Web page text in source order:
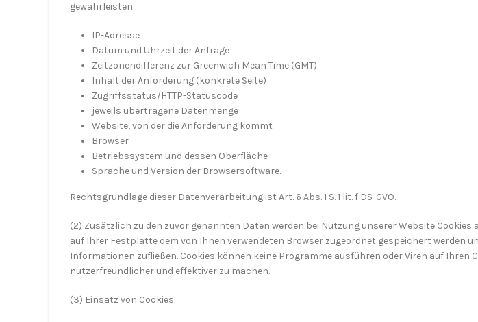
gewährleisten:
IP-Adresse
Datum und Uhrzeit der Anfrage
Zeitzonendifferenz zur Greenwich Mean Time (GMT)
Inhalt der Anforderung (konkrete Seite)
Zugriffsstatus/HTTP-Statuscode
jeweils übertragene Datenmenge
Website, von der die Anforderung kommt
Browser
Betriebssystem und dessen Oberfläche
Sprache und Version der Browsersoftware.
Rechtsgrundlage dieser Datenverarbeitung ist Art. 6 Abs. 1 S. 1 lit. f DS-GVO.
(2) Zusätzlich zu den zuvor genannten Daten werden bei Nutzung unserer Website
auf Ihrer Festplatte dem von Ihnen verwendeten Browser zugeordnet gespeichert werden
Informationen zufließen. Cookies können keine Programme ausführen oder Viren auf
nutzerfreundlicher und effektiver zu machen.
(3) Einsatz von Cookies: